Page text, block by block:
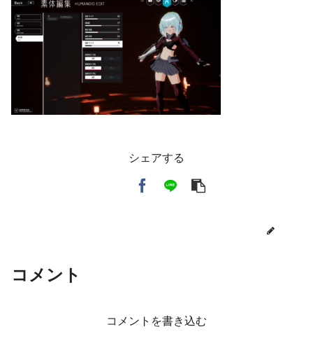
シェアする
コメント
コメントを書き込む